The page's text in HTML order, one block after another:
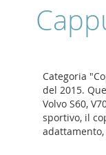
Categoria
del 2015.
Volvo S60,
sportivo, il